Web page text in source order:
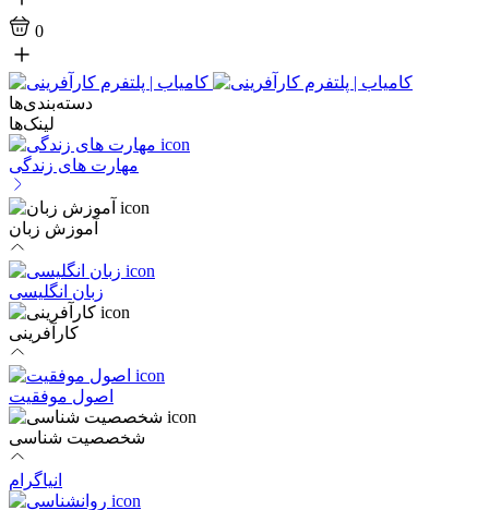
0
دسته‌بندی‌ها
لینک‌ها
مهارت های زندگی
آموزش زبان
زبان انگلیسی
کارآفرینی
اصول موفقیت
شخصصیت شناسی
انیاگرام